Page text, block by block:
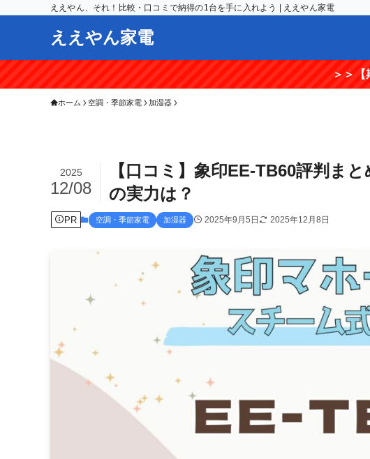
ええやん、それ！比較・口コミで納得の1台を手に入れよう | ええやん家電
ええやん家電
＞＞【期間限定】楽
ホーム 空調・季節家電 加湿器
【口コミ】象印EE-TB60評判ま
の実力は？
2025
12/08
PR 空調・季節家電 加湿器 2025年9月5日 2025年12月8日